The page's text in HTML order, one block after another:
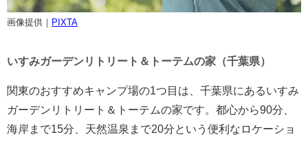
画像提供｜ PIXTA
いすみガーデンリトリート＆トーテムの家（千葉県）
関東のおすすめキャンプ場の1つ目は、千葉県にあるいすみ
ガーデンリトリート＆トーテムの家です。都心から90分、
海岸まで15分、天然温泉まで20分という便利なロケーショ